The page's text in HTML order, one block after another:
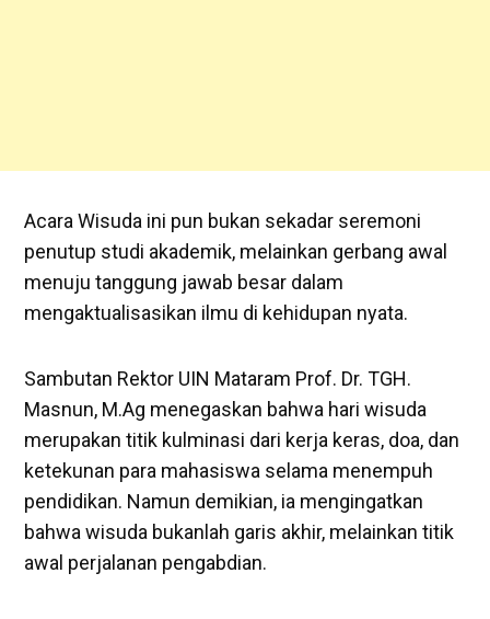
Acara Wisuda ini pun bukan sekadar seremoni
penutup studi akademik, melainkan gerbang awal
menuju tanggung jawab besar dalam
mengaktualisasikan ilmu di kehidupan nyata.
Sambutan Rektor UIN Mataram Prof. Dr. TGH.
Masnun, M.Ag menegaskan bahwa hari wisuda
merupakan titik kulminasi dari kerja keras, doa, dan
ketekunan para mahasiswa selama menempuh
pendidikan. Namun demikian, ia mengingatkan
bahwa wisuda bukanlah garis akhir, melainkan titik
awal perjalanan pengabdian.